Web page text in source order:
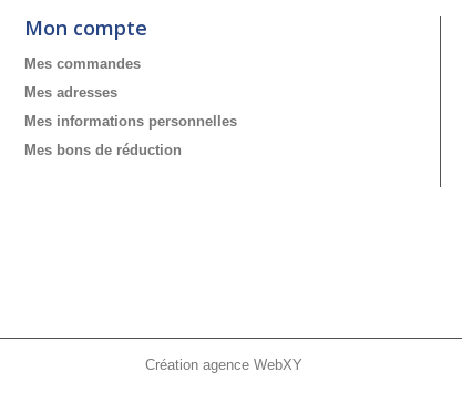
Création agence WebXY
Mon compte
Mes commandes
Mes adresses
Mes informations personnelles
Mes bons de réduction